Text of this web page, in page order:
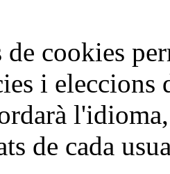
cookies
i
de cada